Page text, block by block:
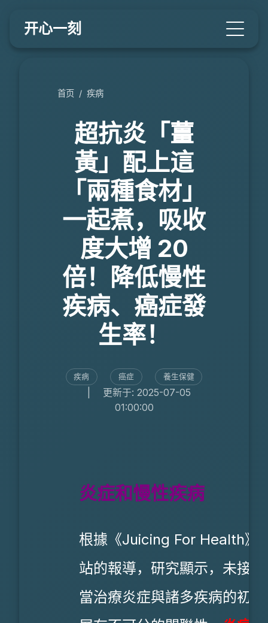
开心一刻
首页 / 疾病
超抗炎「薑
黃」配上這
「兩種食材」
一起煮，吸收
度大增 20
倍！降低慢性
疾病、癌症發
生率！
疾病 癌症 養生保健
更新于: 2025-07-05
01:00:00
炎症和慢性疾病
根據《Juicing For Health》
站的報導，研究顯示，未接
當治療炎症與諸多疾病的初